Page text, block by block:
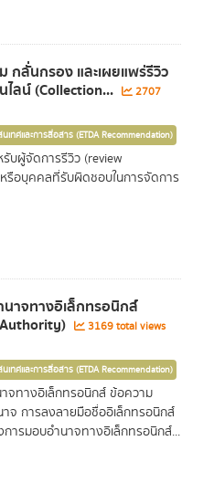
กลั่นกรอง และเผยแพร่รีวิว
ลน์ (Collection...
2707
เทศและการสื่อสาร (ETDA Recommendation)
บผู้จัดการรีวิว (review
รือบุคคลที่รับผิดชอบในการจัดการ
าจทางอิเล็กทรอนิกส์
3169 total views
เทศและการสื่อสาร (ETDA Recommendation)
จทางอิเล็กทรอนิกส์ ข้อความ
จ การลงลายมือชื่ออิเล็กทรอนิกส์
ารมอบอำนาจทางอิเล็กทรอนิกส์...